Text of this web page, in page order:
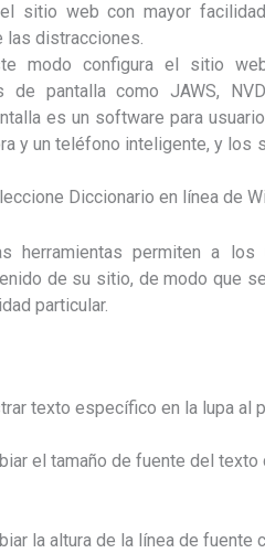
sitio web con mayor
las distracciones.
modo configura el sitio
de pantalla como JAWS,
es un software para
y un teléfono inteligente, y los
Diccionario en línea de
herramientas permiten a los
de su sitio, de modo que
particular.
texto específico en la lupa al
el tamaño de fuente del texto
la altura de la línea de fuente